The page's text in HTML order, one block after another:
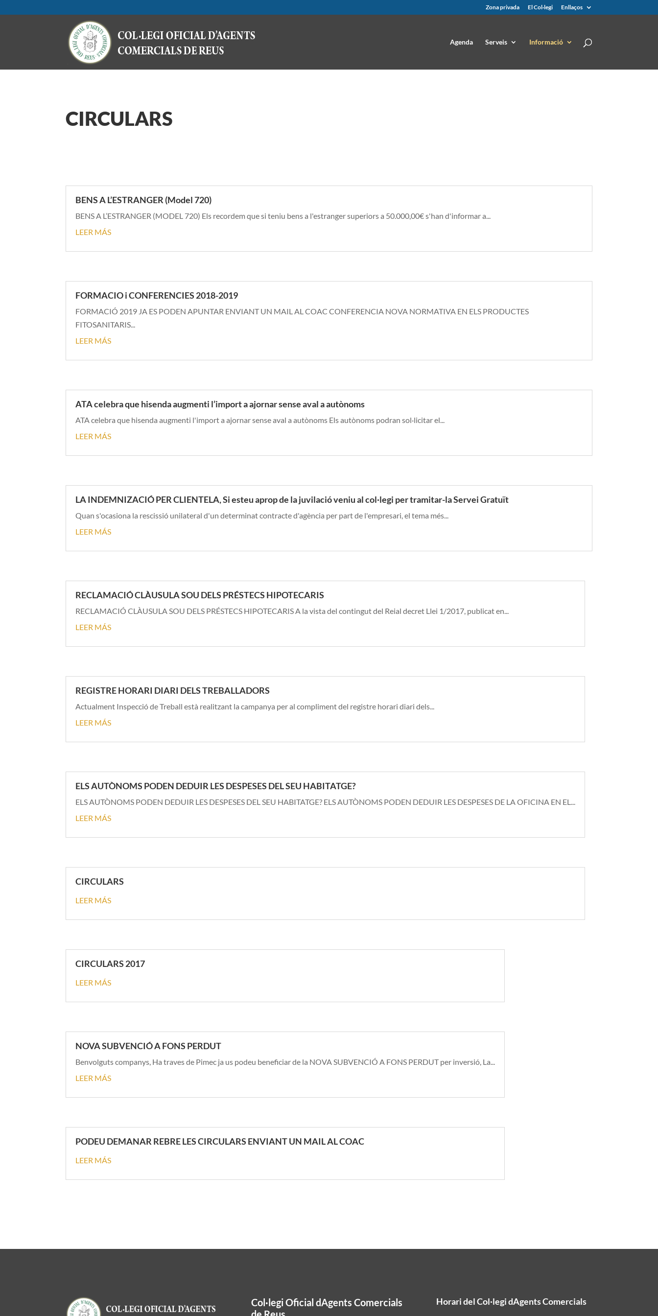
Zona privada El Col·legi Enllaços
Agenda Serveis Informació
CIRCULARS
BENS A L’ESTRANGER (Model 720)
BENS A L’ESTRANGER (MODEL 720) Els recordem que si teniu bens a l'estranger superiors a 50.000,00€ s'han d'informar a...
LEER MÁS
FORMACIO i CONFERENCIES 2018-2019
FORMACIÓ 2019 JA ES PODEN APUNTAR ENVIANT UN MAIL AL COAC CONFERENCIA NOVA NORMATIVA EN ELS PRODUCTES
FITOSANITARIS...
LEER MÁS
ATA celebra que hisenda augmenti l’import a ajornar sense aval a autònoms
ATA celebra que hisenda augmenti l'import a ajornar sense aval a autònoms Els autònoms podran sol·licitar el...
LEER MÁS
LA INDEMNIZACIÓ PER CLIENTELA, Si esteu aprop de la juvilació veniu al col·legi per tramitar-la Servei Gratuït
Quan s'ocasiona la rescissió unilateral d'un determinat contracte d'agència per part de l'empresari, el tema més...
LEER MÁS
RECLAMACIÓ CLÀUSULA SOU DELS PRÉSTECS HIPOTECARIS
RECLAMACIÓ CLÀUSULA SOU DELS PRÉSTECS HIPOTECARIS A la vista del contingut del Reial decret Llei 1/2017, publicat en...
LEER MÁS
REGISTRE HORARI DIARI DELS TREBALLADORS
Actualment Inspecció de Treball està realitzant la campanya per al compliment del registre horari diari dels...
LEER MÁS
ELS AUTÒNOMS PODEN DEDUIR LES DESPESES DEL SEU HABITATGE?
ELS AUTÒNOMS PODEN DEDUIR LES DESPESES DEL SEU HABITATGE? ELS AUTÒNOMS PODEN DEDUIR LES DESPESES DE LA OFICINA EN EL...
LEER MÁS
CIRCULARS
LEER MÁS
CIRCULARS 2017
LEER MÁS
NOVA SUBVENCIÓ A FONS PERDUT
Benvolguts companys, Ha traves de Pimec ja us podeu beneficiar de la NOVA SUBVENCIÓ A FONS PERDUT per inversió, La...
LEER MÁS
PODEU DEMANAR REBRE LES CIRCULARS ENVIANT UN MAIL AL COAC
LEER MÁS
Col·legi Oficial dAgents Comercials
Horari del Col·legi dAgents Comercials